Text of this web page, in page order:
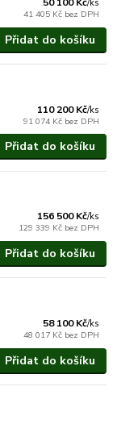
/ks
41 405 Kč bez DPH
Přidat do košíku
110 200 Kč/ks
91 074 Kč bez DPH
Přidat do košíku
156 500 Kč/ks
129 339 Kč bez DPH
Přidat do košíku
58 100 Kč/ks
48 017 Kč bez DPH
Přidat do košíku